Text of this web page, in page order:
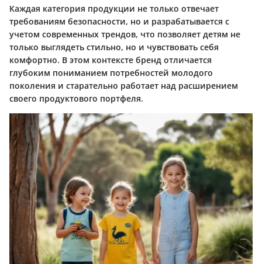
Каждая категория продукции не только отвечает
требованиям безопасности, но и разрабатывается с
учетом современных трендов, что позволяет детям не
только выглядеть стильно, но и чувствовать себя
комфортно. В этом контексте бренд отличается
глубоким пониманием потребностей молодого
поколения и старательно работает над расширением
своего продуктового портфеля.